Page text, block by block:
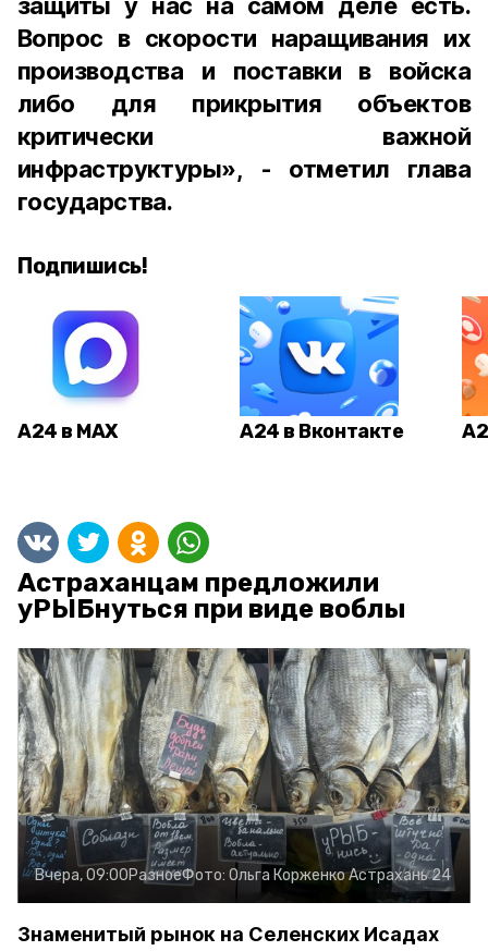
Вопрос в скорости наращивания их
производства и поставки в войска
либо для прикрытия объектов
критически важной
инфраструктуры», - отметил глава
государства.
Подпишись!
А24 в MAX А24 в Вконтакте
Астраханцам предложили
уРЫБнуться при виде воблы
Вчера, 09:00РазноеФото: Ольга КорженкоАстрахань 24
Знаменитый рынок на Селенских Исадах